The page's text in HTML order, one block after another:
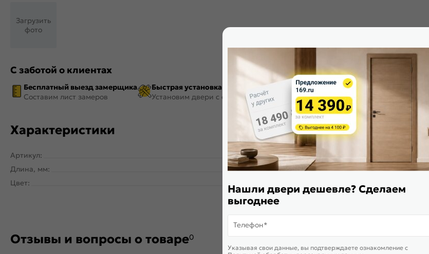
Загрузить
фото
С заботой о клиентах
Бесплатный выезд замерщика
Составим лист замеров
Быстрая установка
Установим двери с фурнитурой
Гарантия
Гарантийный срок 18 месяцев
Характеристики
Артикул:
152-0936
Длина, мм:
1300
Цвет:
Бренд:
Отзывы и вопросы о товаре0
Нашли двери дешевле? Сделаем
выгоднее
Телефон*
Указывая свои данные, вы подтверждаете ознакомление c